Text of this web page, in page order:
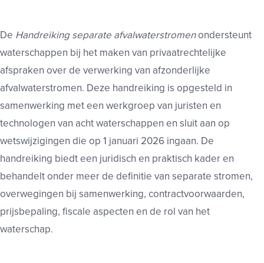
De Handreiking separate afvalwaterstromenondersteunt
waterschappen bij het maken van privaatrechtelijke
afspraken over de verwerking van afzonderlijke
afvalwaterstromen. Deze handreiking is opgesteld in
samenwerking met een werkgroep van juristen en
technologen van acht waterschappen en sluit aan op
wetswijzigingen die op 1 januari 2026 ingaan. De
handreiking biedt een juridisch en praktisch kader en
behandelt onder meer de definitie van separate stromen,
overwegingen bij samenwerking, contractvoorwaarden,
prijsbepaling, fiscale aspecten en de rol van het
waterschap.